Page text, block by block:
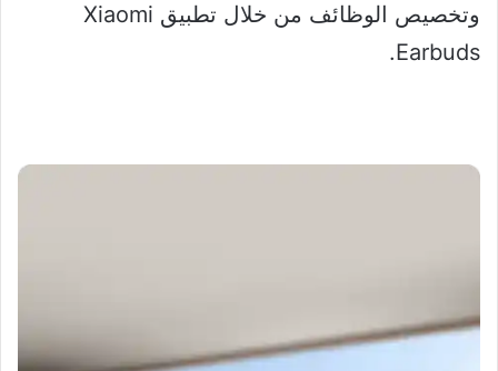
وتخصيص الوظائف من خلال تطبيق Xiaomi
Earbuds.